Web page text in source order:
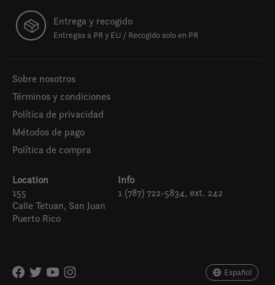
Entrega y recogido
Entregas a PR y EU / Recogido solo en PR
Sobre nosotros
Términos y condiciones
Política de privacidad
Métodos de pago
Política de compra
Location
155
Calle Tetuan, San Juan
Puerto Rico
Info
1 (787) 722-5834, ext. 242
Español